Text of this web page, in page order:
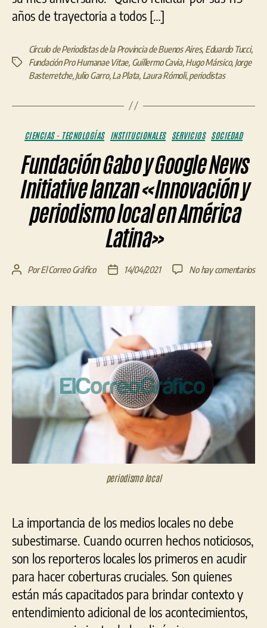
años de trayectoria a todos […]
Etiquetas
Círculo de Periodistas de la Provincia de Buenos Aires, Eduardo Tucci,
Fundación Pro Humanae Vitae, Guillermo Cavia,Hugo Mársico, Jorge
Basterretche,Julio Garro,La Plata, Laura Rómoli,periodistas
Categorías
CIENCIAS - TECNOLOGÍAS INSTITUCIONALES SERVICIOS SOCIEDAD
Fundación Gabo y Google News
Initiative lanzan «Innovación y
periodismo local en América
Latina»
Autor
entrada
PorEl Correo Gráfico
Fecha
entrada
14/04/2021 No hay comentariosen
y
periodismo local
La importancia de los medios locales no debe
subestimarse. Cuando ocurren hechos noticiosos,
son los reporteros locales los primeros en acudir
para hacer coberturas cruciales. Son quienes
están más capacitados para brindar contexto y
entendimiento adicional de los acontecimientos,